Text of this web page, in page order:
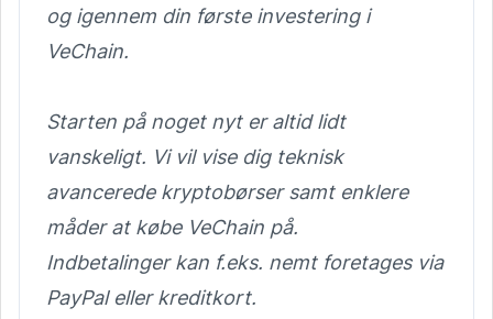
og igennem din første investering i
VeChain.
Starten på noget nyt er altid lidt
vanskeligt. Vi vil vise dig teknisk
avancerede kryptobørser samt enklere
måder at købe VeChain på.
Indbetalinger kan f.eks. nemt foretages via
PayPal eller kreditkort.